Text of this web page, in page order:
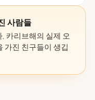
사람들
카리브해의 실제 오
가진 친구들이 생깁